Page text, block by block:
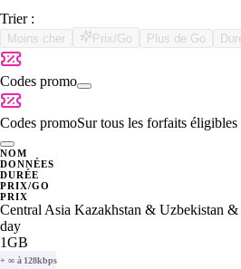
Trier :
Moins cher Prix/Go Plus de Go
Codes promo
Codes promoSur tous les forfaits éligibles
NOM
DONNÉES
DURÉE
PRIX/GO
PRIX
Central Asia Kazakhstan & Uzbekistan
day
1GB
+ ∞ à 128kbps